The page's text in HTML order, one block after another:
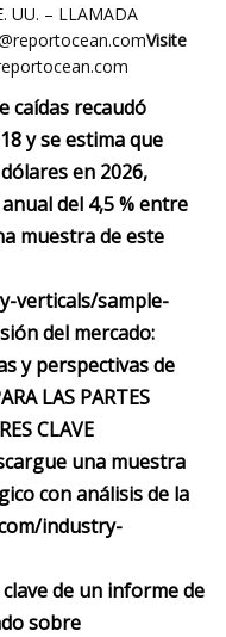
UU. – LLAMADA
Visite
caídas recaudó
y se estima que
en 2026,
del 4,5 % entre
muestra de este
verticals/sample-
del mercado:
y perspectivas de
LAS PARTES
CLAVE
una muestra
con análisis de la
industry-
de un informe de
sobre